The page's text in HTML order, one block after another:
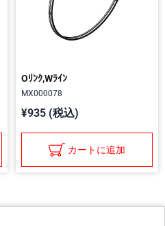
Oﾘﾝｸ,Wﾗｲﾝ
MX000078
¥935 (税込)
カートに追加